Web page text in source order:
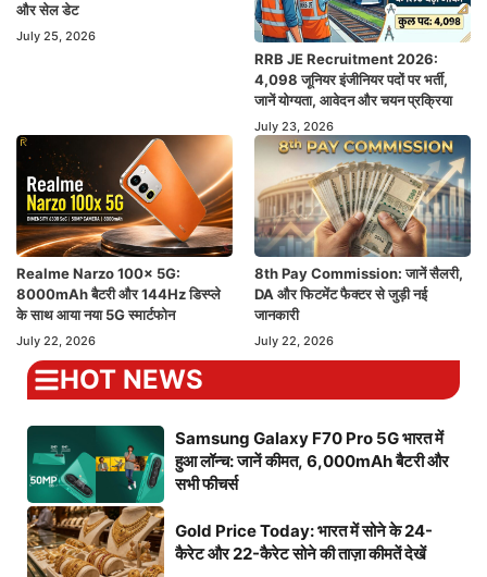
और सेल डेट
July 25, 2026
RRB JE Recruitment 2026:
4,098 जूनियर इंजीनियर पदों पर भर्ती,
जानें योग्यता, आवेदन और चयन प्रक्रिया
July 23, 2026
Realme Narzo 100x 5G:
8000mAh बैटरी और 144Hz डिस्प्ले
के साथ आया नया 5G स्मार्टफोन
July 22, 2026
8th Pay Commission: जानें सैलरी,
DA और फिटमेंट फैक्टर से जुड़ी नई
जानकारी
July 22, 2026
HOT NEWS
Samsung Galaxy F70 Pro 5G भारत में
हुआ लॉन्च: जानें कीमत, 6,000mAh बैटरी और
सभी फीचर्स
Gold Price Today: भारत में सोने के 24-
कैरेट और 22-कैरेट सोने की ताज़ा कीमतें देखें